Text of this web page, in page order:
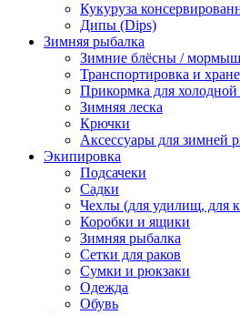
Кукуруза
Дипы (Dips)
Зимняя рыбалка
Зимние блёсны /
Транспортировка и
Прикормка для
Зимняя леска
Крючки
Аксессуары для зимней
Экипировка
Подсачеки
Садки
Чехлы (для удилищ, для
Коробки и ящики
Зимняя рыбалка
Сетки для раков
Сумки и рюкзаки
Одежда
Обувь